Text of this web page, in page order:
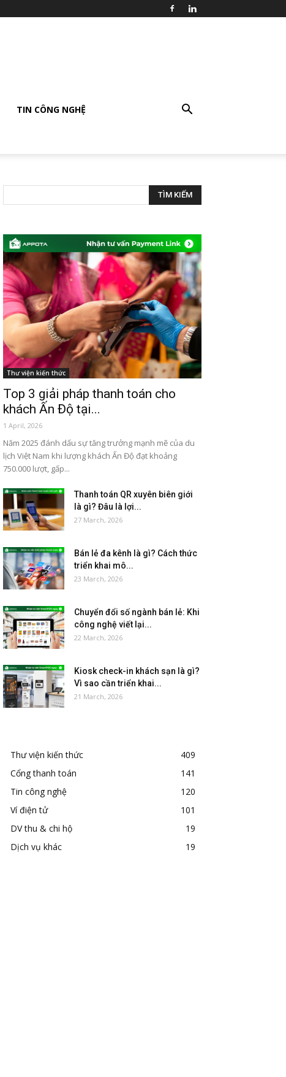
TIN CÔNG NGHỆ
Thư viện kiến thức
Top 3 giải pháp thanh toán cho
khách Ấn Độ tại...
1 April, 2026
Năm 2025 đánh dấu sự tăng trưởng mạnh mẽ của du
lịch Việt Nam khi lượng khách Ấn Độ đạt khoảng
750.000 lượt, gấp...
Thanh toán QR xuyên biên giới
là gì? Đâu là lợi...
27 March, 2026
Bán lẻ đa kênh là gì? Cách thức
triển khai mô...
23 March, 2026
Chuyển đổi số ngành bán lẻ: Khi
công nghệ viết lại...
22 March, 2026
Kiosk check-in khách sạn là gì?
Vì sao cần triển khai...
21 March, 2026
Thư viện kiến thức
409
Cổng thanh toán
141
Tin công nghệ
120
Ví điện tử
101
DV thu & chi hộ
19
Dịch vụ khác
19